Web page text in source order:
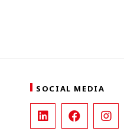
SOCIAL MEDIA